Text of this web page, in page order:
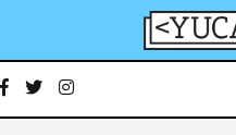
YucaByte